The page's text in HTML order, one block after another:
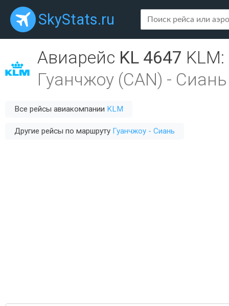
SkyStats.ru
Авиарейс KL 4647 KLM:
Гуанчжоу (CAN) - Сиань
Все рейсы авиакомпании KLM
Другие рейсы по маршруту Гуанчжоу - Сиань